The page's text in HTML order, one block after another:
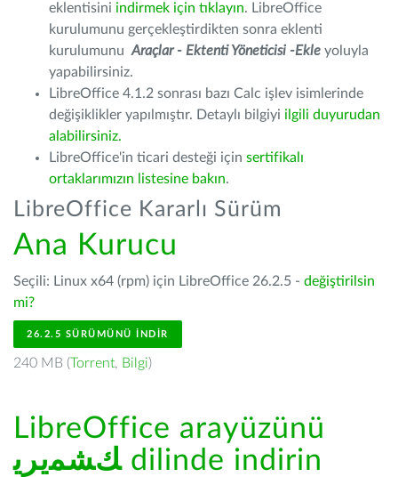
eklentisini indirmek için tıklayın. LibreOffice
kurulumunu gerçekleştirdikten sonra eklenti
kurulumunu Araçlar - Ektenti Yöneticisi -Ekle yoluyla
yapabilirsiniz.
LibreOffice 4.1.2 sonrası bazı Calc işlev isimlerinde
değişiklikler yapılmıştır. Detaylı bilgiyi ilgili duyurudan
alabilirsiniz.
LibreOffice'in ticari desteği için sertifikalı
ortaklarımızın listesine bakın.
LibreOffice Kararlı Sürüm
Ana Kurucu
Seçili: Linux x64 (rpm) için LibreOffice 26.2.5 - değiştirilsin
mi?
26.2.5 SÜRÜMÜNÜ İNDIR
240 MB (Torrent, Bilgi)
LibreOffice arayüzünü
ﻚﺸﻤﻳﺮﻳdilinde indirin